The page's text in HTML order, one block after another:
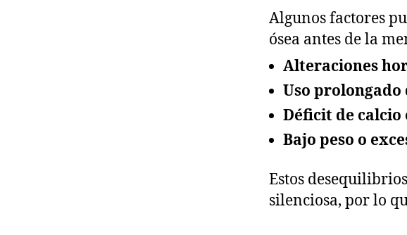
Algunos factores
ósea antes de la
Alteraciones
Uso prolongado
Déficit de calcio
Bajo peso o
Estos
silenciosa, por lo